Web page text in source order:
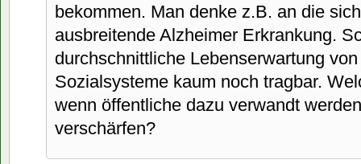
bekommen. Man denke z.B. an die
ausbreitende Alzheimer Erkrankung.
durchschnittliche Lebenserwartung
Sozialsysteme kaum noch tragbar.
wenn öffentliche dazu verwandt
verschärfen?